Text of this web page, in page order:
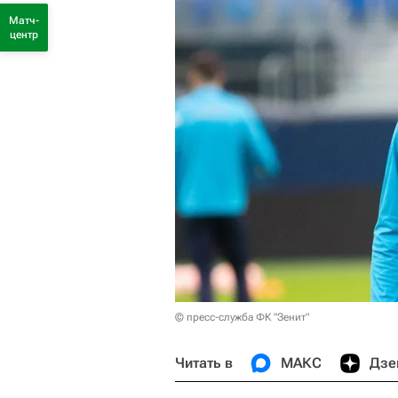
© пресс-служба ФК "Зенит"
Читать в МАКС
Матч-
центр